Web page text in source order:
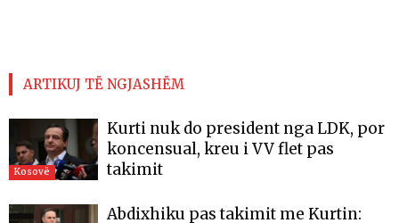
ARTIKUJ TË NGJASHËM
Kosovë
Kurti nuk do president nga LDK, por
koncensual, kreu i VV flet pas
takimit
Abdixhiku pas takimit me Kurtin: